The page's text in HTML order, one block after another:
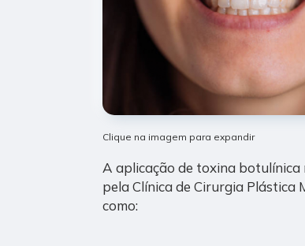
Clique na imagem para expandir
A aplicação de toxina
pela Clínica de Cirurgia
como: